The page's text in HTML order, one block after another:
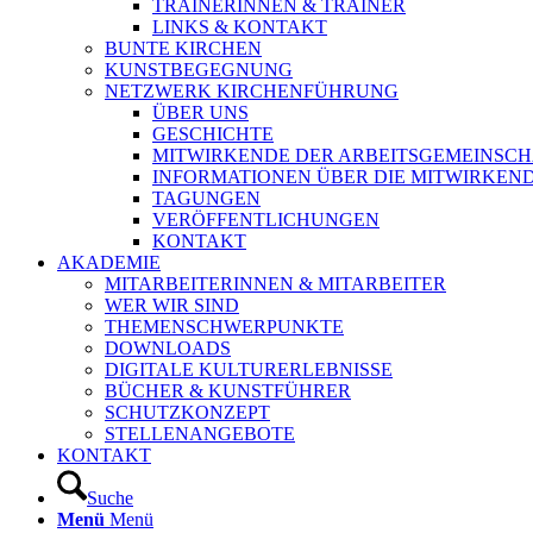
TRAINERINNEN & TRAINER
LINKS & KONTAKT
BUNTE KIRCHEN
KUNSTBEGEGNUNG
NETZWERK KIRCHENFÜHRUNG
ÜBER UNS
GESCHICHTE
MITWIRKENDE DER
INFORMATIONEN ÜBER DIE
TAGUNGEN
VERÖFFENTLICHUNGEN
KONTAKT
AKADEMIE
MITARBEITERINNEN & MITARBEITER
WER WIR SIND
THEMENSCHWERPUNKTE
DOWNLOADS
DIGITALE KULTURERLEBNISSE
BÜCHER & KUNSTFÜHRER
SCHUTZKONZEPT
STELLENANGEBOTE
KONTAKT
Suche
Menü Menü